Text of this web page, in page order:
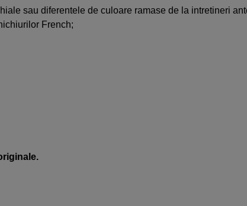
sau diferentele de culoare ramase de la intretineri
French;